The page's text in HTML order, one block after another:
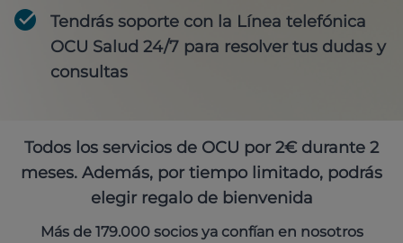
Tendrás soporte con la Línea telefónica
OCU Salud 24/7 para resolver tus dudas y
consultas
Todos los servicios de OCU por 2€ durante 2
meses. Además, por tiempo limitado, podrás
elegir regalo de bienvenida
Más de 179.000 socios ya confían en nosotros